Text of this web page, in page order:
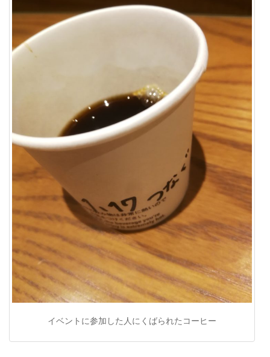
イベントに参加した人にくばられたコーヒー